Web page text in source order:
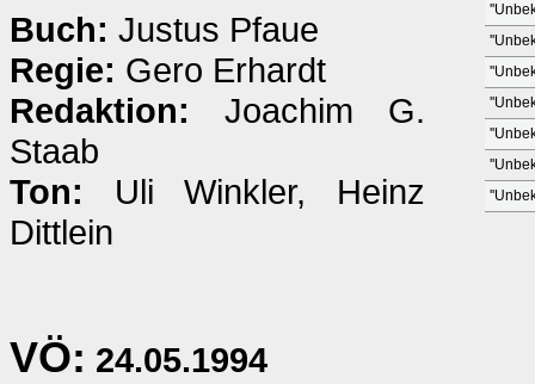
Buch: Justus Pfaue
Regie: Gero Erhardt
Redaktion: Joachim G.
Staab
Ton: Uli Winkler, Heinz
Dittlein
VÖ: 24.05.1994